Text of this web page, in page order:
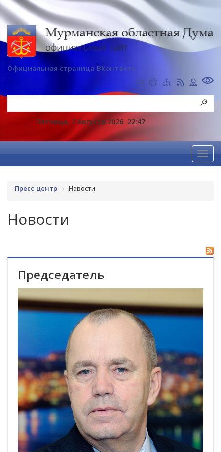
Официальная страница ВКонтакте
Пятница, 7 Августа 2026 22:47
Пресс-центр Новости
Новости
Председатель